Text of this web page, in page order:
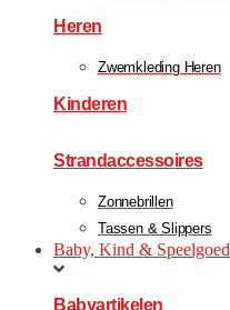
Heren
Zwemkleding Heren
Kinderen
Strandaccessoires
Zonnebrillen
Tassen & Slippers
Baby, Kind & Speelgoed
Babyartikelen